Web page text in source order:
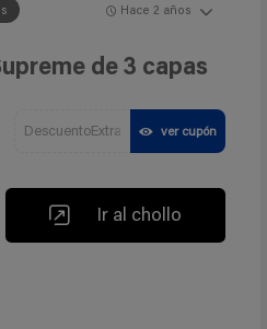
Hace 2 años
de 3 capas
DescuentoExtra ver cupón
Ir al chollo